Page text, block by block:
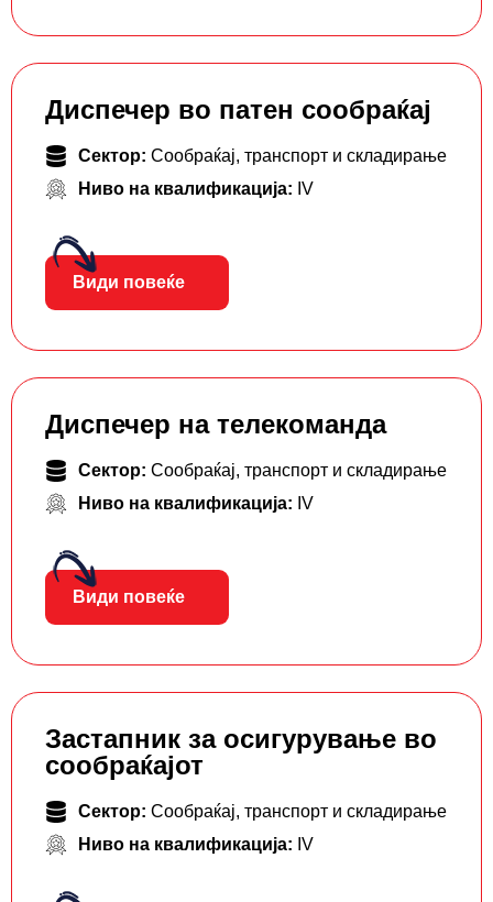
Диспечер во патен сообраќај
Сектор: Сообраќај, транспорт и складирање
Ниво на квалификација: IV
Види повеќе
Диспечер на телекоманда
Сектор: Сообраќај, транспорт и складирање
Ниво на квалификација: IV
Види повеќе
Застапник за осигурување во
сообраќајот
Сектор: Сообраќај, транспорт и складирање
Ниво на квалификација: IV